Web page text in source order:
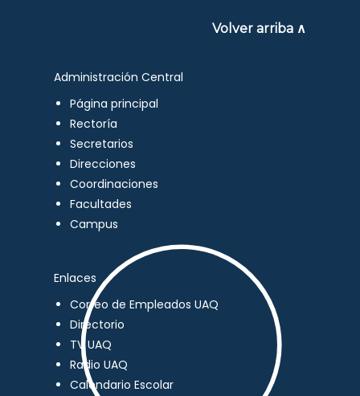
Volver arriba ∧
Administración Central
Página principal
Rectoría
Secretarios
Direcciones
Coordinaciones
Facultades
Campus
Enlaces
Correo de Empleados UAQ
Directorio
TV UAQ
Radio UAQ
Calendario Escolar